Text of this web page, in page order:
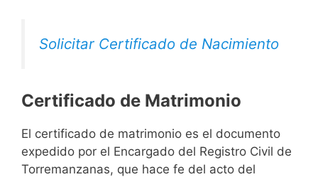
Solicitar Certificado de Nacimiento
Certificado de Matrimonio
El certificado de matrimonio es el documento
expedido por el Encargado del Registro Civil de
Torremanzanas, que hace fe del acto del